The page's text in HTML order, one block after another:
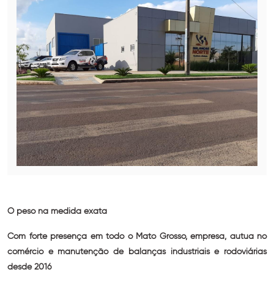
O peso na medida exata
Com forte presença em todo o Mato Grosso, empresa, autua no
comércio e manutenção de balanças industriais e rodoviárias
desde 2016